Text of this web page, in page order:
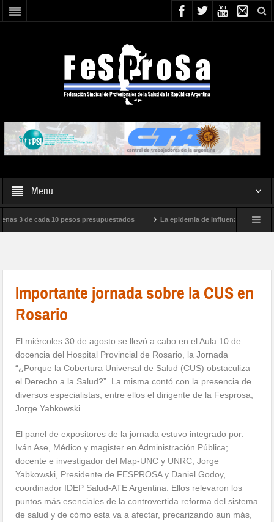
Menu
La epidemia de influenza está llegando a su clímax y el
Importante jornada sobre la CUS en
Rosario
El miércoles 30 de agosto se llevó a cabo en el Aula 10 de
docencia del Hospital Provincial de Rosario, la Jornada
“¿Porque la Cobertura Universal de Salud (CUS) obstaculiza
el Derecho a la Salud?”. La misma contó con la presencia de
diversos especialistas, entre ellos el dirigente de la Fesprosa,
Jorge Yabkowski.
El panel de expositores de la jornada estuvo integrado por:
Iván Ase, Médico y magister en Administración Pública;
docente e investigador del Map-UNC y UNRC, Jorge
Yabkowski, Presidente de FESPROSA y Daniel Godoy,
coordinador IDEP Salud-ATE Argentina. Ellos relevaron los
puntos más esenciales de la controvertida reforma del sistema
de salud y de cómo esta va a afectar, precarizando aun más,